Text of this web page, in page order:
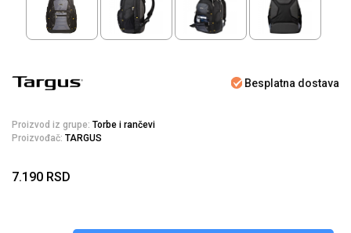
Besplatna dostava
Proizvod iz grupe: Torbe i rančevi
Proizvođač: TARGUS
7.190 RSD